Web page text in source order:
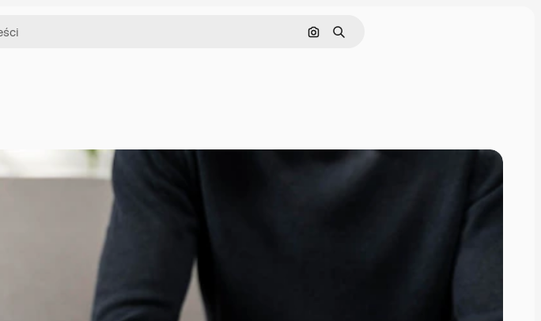
Szukaj według obrazu
Szukaj